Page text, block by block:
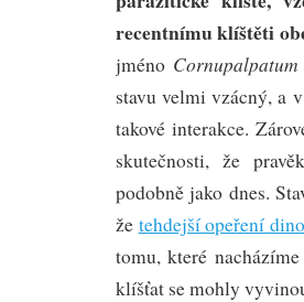
recentnímu klíštěti
jméno
stavu velmi vzácný, a
takové interakce.
skutečnosti, že
podobně jako dnes.
že tehdejší opeření
tomu, které
klíšťat se mohly